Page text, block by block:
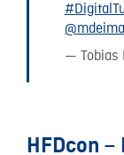
— Tobias
HFDcon